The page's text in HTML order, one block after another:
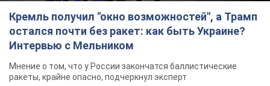
Кремль получил "окно возможностей", а Трамп
остался почти без ракет: как быть Украине?
Интервью с Мельником
Мнение о том, что у России закончатся баллистические
ракеты, крайне опасно, подчеркнул эксперт